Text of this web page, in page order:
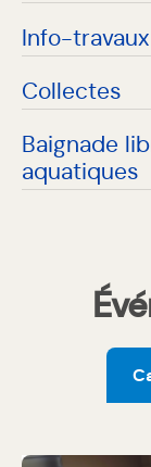
Info-travaux
Collectes
Baignade
aquatiques